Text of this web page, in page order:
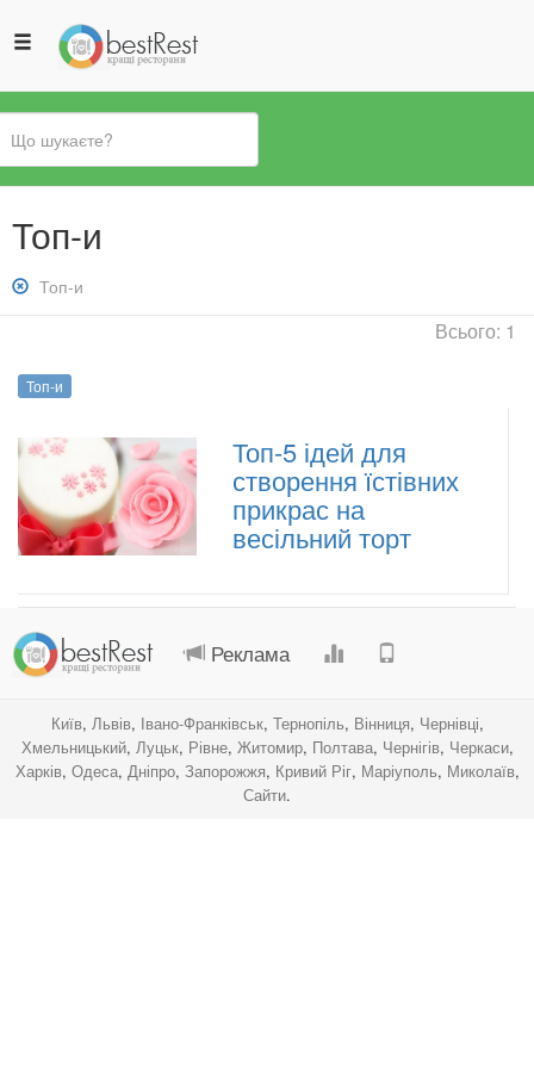
Ви
єТоп-и
Зняти
фільтр:
Топ-и
Всього: 1
Топ-и
Топ-5 ідей для
створення їстівних
прикрас на
весільний торт
Реклама
Київ, Львів, Івано-Франківськ, Тернопіль, Вінниця, Чернівці,
Хмельницький, Луцьк, Рівне, Житомир, Полтава, Чернігів, Черкаси,
Харків, Одеса, Дніпро, Запорожжя, Кривий Ріг, Маріуполь, Миколаїв,
Сайти.